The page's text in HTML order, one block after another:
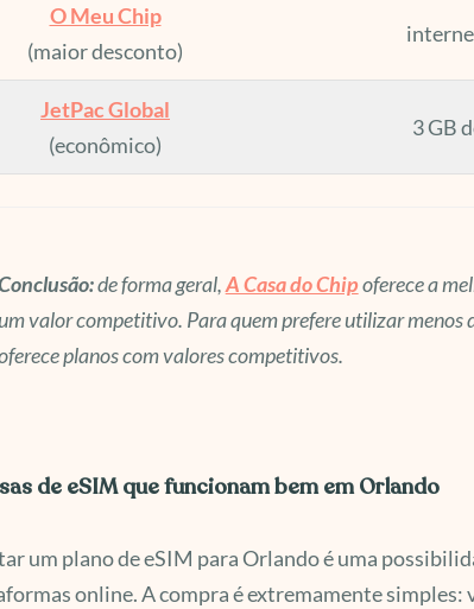
O Meu Chip
(maior desconto)
JetPac Global
(econômico)
3 GB
de forma geral,A Casa do Chipoferece a
valor competitivo. Para quem prefere utilizar menos
planos com valores competitivos.
de eSIM que funcionam bem em Orlando
um plano de eSIM para Orlando é uma
online. A compra é extremamente simples: